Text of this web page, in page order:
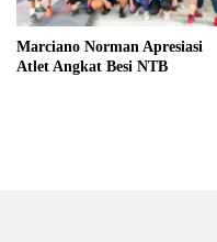
Marciano Norman Apresiasi
Atlet Angkat Besi NTB